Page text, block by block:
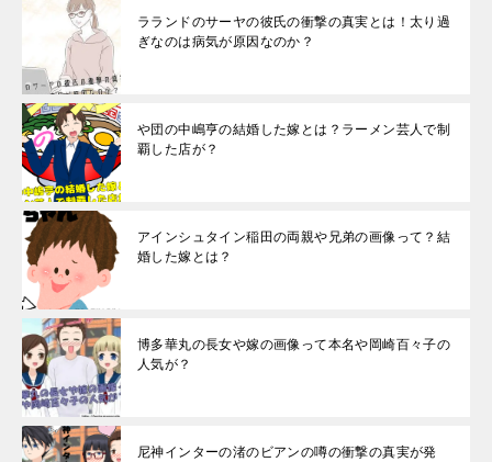
ラランドのサーヤの彼氏の衝撃の真実とは！太り過
ぎなのは病気が原因なのか？
や団の中嶋亨の結婚した嫁とは？ラーメン芸人で制
覇した店が？
アインシュタイン稲田の両親や兄弟の画像って？結
婚した嫁とは？
博多華丸の長女や嫁の画像って本名や岡崎百々子の
人気が？
尼神インターの渚のビアンの噂の衝撃の真実が発